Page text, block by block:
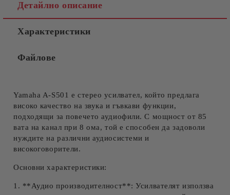
Съгласен съм с
Ние ще се свържем с вас в рамките на работния ден.
Детайлно описание
Характеристики
Файлове
Yamaha A-S501 е стерео усилвател, който предлага
високо качество на звука и гъвкави функции,
подходящи за повечето аудиофили. С мощност от 85
вата на канал при 8 ома, той е способен да задоволи
нуждите на различни аудиосистеми и
високоговорители.
Основни характеристики:
1. **Аудио производителност**: Усилвателят използва